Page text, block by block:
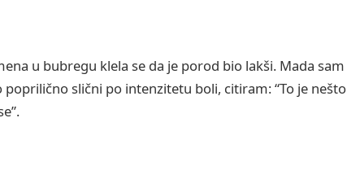
u bubregu klela se da je porod bio lakši. Mada sam
slični po intenzitetu boli, citiram: “To je nešto